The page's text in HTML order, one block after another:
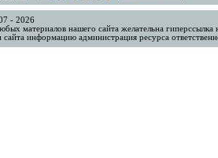
- 2026
материалов нашего сайта желательна
информацию администрация ресурса